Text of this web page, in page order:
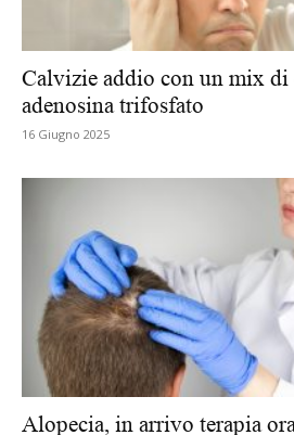
Calvizie addio con un mix di
adenosina trifosfato
16 Giugno 2025
Alopecia, in arrivo terapia